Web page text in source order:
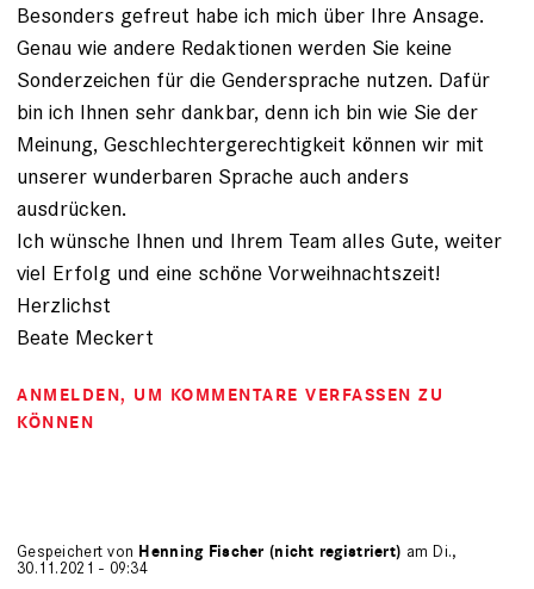
Besonders gefreut habe ich mich über Ihre Ansage.
Genau wie andere Redaktionen werden Sie keine
Sonderzeichen für die Gendersprache nutzen. Dafür
bin ich Ihnen sehr dankbar, denn ich bin wie Sie der
Meinung, Geschlechtergerechtigkeit können wir mit
unserer wunderbaren Sprache auch anders
ausdrücken.
Ich wünsche Ihnen und Ihrem Team alles Gute, weiter
viel Erfolg und eine schöne Vorweihnachtszeit!
Herzlichst
Beate Meckert
ANMELDEN, UM KOMMENTARE VERFASSEN ZU
KÖNNEN
Gespeichert von Henning Fischer (nicht registriert) am Di.,
30.11.2021 - 09:34